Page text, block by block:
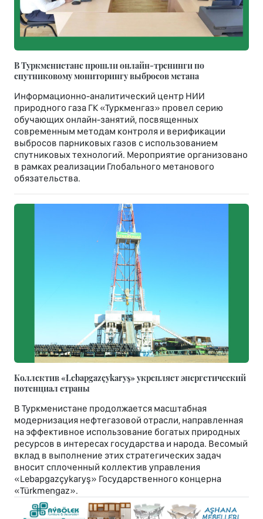
В Туркменистане прошли онлайн-тренинги по
спутниковому мониторингу выбросов метана
Информационно-аналитический центр НИИ
природного газа ГК «Туркменгаз» провел серию
обучающих онлайн-занятий, посвященных
современным методам контроля и верификации
выбросов парниковых газов с использованием
спутниковых технологий. Мероприятие организовано
в рамках реализации Глобального метанового
обязательства.
Коллектив «Lebapgazçykaryş» укрепляет энергетический
потенциал страны
В Туркменистане продолжается масштабная
модернизация нефтегазовой отрасли, направленная
на эффективное использование богатых природных
ресурсов в интересах государства и народа. Весомый
вклад в выполнение этих стратегических задач
вносит сплоченный коллектив управления
«Lebapgazçykaryş» Государственного концерна
«Türkmengaz».